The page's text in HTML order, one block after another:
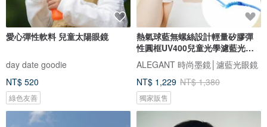
愛心彈性軟料 兒童太陽眼鏡
day date goodie
NT$ 520
綠色友善
熱氣球藍無螺絲設計輕量矽膠彈
性圓框UV400兒童光學濾藍光眼
鏡
ALEGANT 時尚墨鏡│濾藍光眼鏡
NT$ 1,229 NT$ 1,380
獨家販售